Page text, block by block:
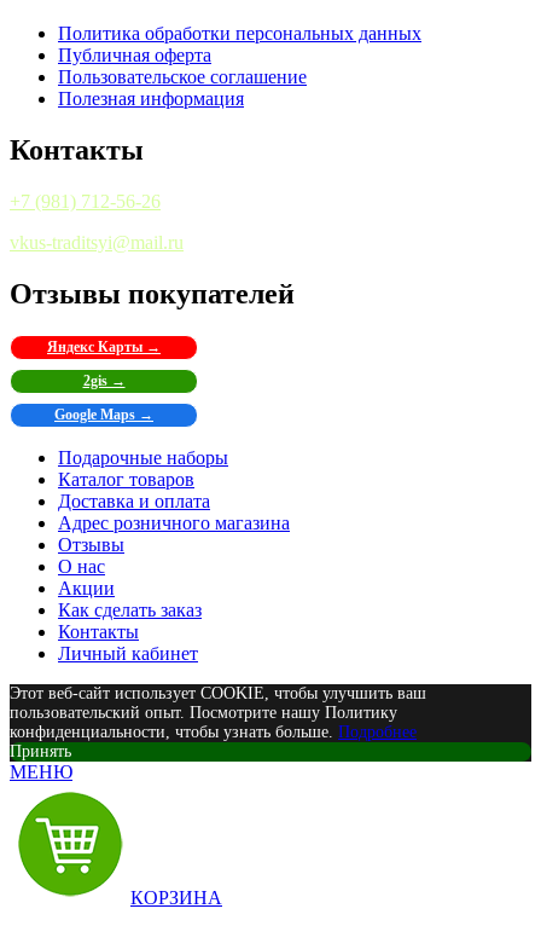
Политика обработки персональных данных
Публичная оферта
Пользовательское соглашение
Полезная информация
Контакты
+7 (981) 712-56-26
vkus-traditsyi@mail.ru
Отзывы покупателей
Яндекс Карты →
2gis →
Google Maps →
Подарочные наборы
Каталог товаров
Доставка и оплата
Адрес розничного магазина
Отзывы
О нас
Акции
Как сделать заказ
Контакты
Личный кабинет
Этот веб-сайт использует COOKIE, чтобы улучшить ваш
пользовательский опыт. Посмотрите нашу Политику
конфиденциальности, чтобы узнать больше. Подробнее
Принять
МЕНЮ
КОРЗИНА